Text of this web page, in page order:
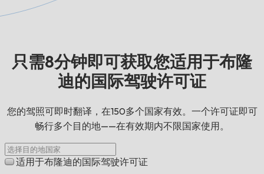
只需8分钟即可获取您适用于布隆
迪的国际驾驶许可证
您的驾照可即时翻译，在150多个国家有效。一个许可证即可
畅行多个目的地——在有效期内不限国家使用。
适用于布隆迪的国际驾驶许可证